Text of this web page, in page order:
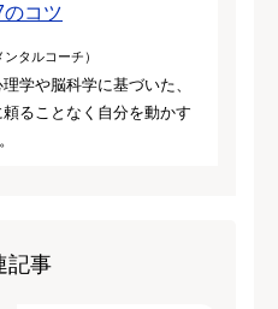
のコツ
タルコーチ）
学や脳科学に基づいた、
頼ることなく自分を動かす
記事